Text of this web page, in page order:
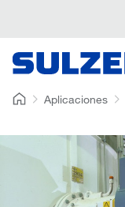
Aplicaciones